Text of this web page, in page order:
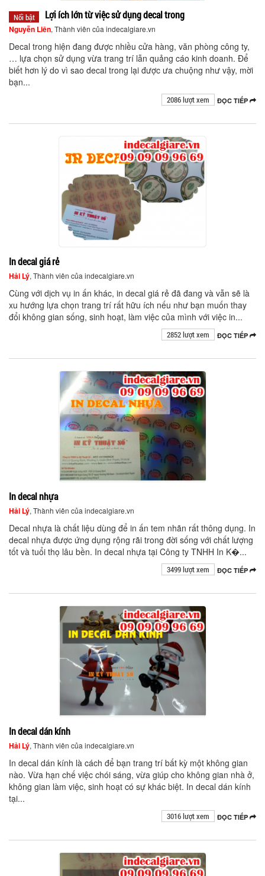
Nổi bật Lợi ích lớn từ việc sử dụng decal trong
Nguyễn Liên, Thành viên của indecalgiare.vn
Decal trong hiện đang được nhiều cửa hàng, văn phòng công ty,
… lựa chọn sử dụng vừa trang trí lẫn quảng cáo kinh doanh. Để
biết hơn lý do vì sao decal trong lại được ưa chuộng như vậy, mời
bạn...
ĐỌC TIẾP
2086 lượt xem
In decal giá rẻ
Hải Lý, Thành viên của indecalgiare.vn
Cùng với dịch vụ in ấn khác, in decal giá rẻ đã đang và vẫn sẽ là
xu hướng lựa chọn trang trí rất hữu ích nếu như bạn muốn thay
đổi không gian sống, sinh hoạt, làm việc của mình với việc in...
ĐỌC TIẾP
2852 lượt xem
In decal nhựa
Hải Lý, Thành viên của indecalgiare.vn
Decal nhựa là chất liệu dùng để in ấn tem nhãn rất thông dụng. In
decal nhựa được ứng dụng rộng rãi trong đời sống với chất lượng
tốt và tuổi thọ lâu bền. In decal nhựa tại Công ty TNHH In K�...
ĐỌC TIẾP
3499 lượt xem
In decal dán kính
Hải Lý, Thành viên của indecalgiare.vn
In decal dán kính là cách để bạn trang trí bất kỳ một không gian
nào. Vừa hạn chế việc chói sáng, vừa giúp cho không gian nhà ở,
không gian làm việc, sinh hoạt có sự khác biệt. In decal dán kính
tại...
ĐỌC TIẾP
3016 lượt xem